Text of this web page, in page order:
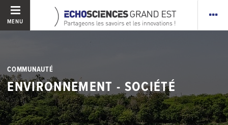
MENU
COMMUNAUTÉ
ENVIRONNEMENT - SOCIÉTÉ